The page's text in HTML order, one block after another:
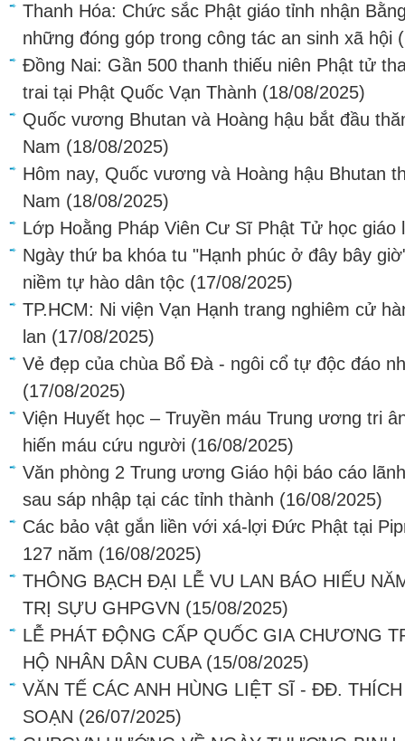
Thanh Hóa: Chức sắc Phật giáo tỉnh nhận
những đóng góp trong công tác an sinh xã hội
Đồng Nai: Gần 500 thanh thiếu niên Phật tử
trai tại Phật Quốc Vạn Thành (18/08/2025)
Quốc vương Bhutan và Hoàng hậu bắt đầu
Nam (18/08/2025)
Hôm nay, Quốc vương và Hoàng hậu Bhutan
Nam (18/08/2025)
Lớp Hoằng Pháp Viên Cư Sĩ Phật Tử học giáo
Ngày thứ ba khóa tu "Hạnh phúc ở đây bây
niềm tự hào dân tộc (17/08/2025)
TP.HCM: Ni viện Vạn Hạnh trang nghiêm cử
lan (17/08/2025)
Vẻ đẹp của chùa Bổ Đà - ngôi cổ tự độc đáo
(17/08/2025)
Viện Huyết học – Truyền máu Trung ương tri
hiến máu cứu người (16/08/2025)
Văn phòng 2 Trung ương Giáo hội báo cáo
sau sáp nhập tại các tỉnh thành (16/08/2025)
Các bảo vật gắn liền với xá-lợi Đức Phật tại
127 năm (16/08/2025)
THÔNG BẠCH ĐẠI LỄ VU LAN BÁO HIẾU
TRỊ SỰU GHPGVN (15/08/2025)
LỄ PHÁT ĐỘNG CẤP QUỐC GIA CHƯƠNG
HỘ NHÂN DÂN CUBA (15/08/2025)
VĂN TẾ CÁC ANH HÙNG LIỆT SĨ - ĐĐ.
SOẠN (26/07/2025)